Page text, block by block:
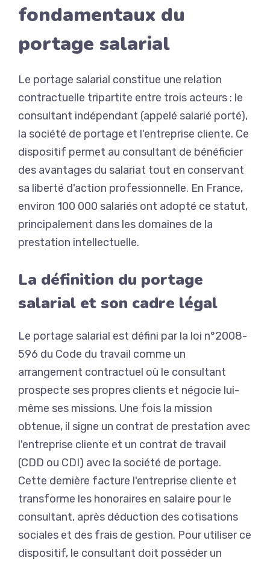
fondamentaux du
portage salarial
Le portage salarial constitue une relation
contractuelle tripartite entre trois acteurs : le
consultant indépendant (appelé salarié porté),
la société de portage et l'entreprise cliente. Ce
dispositif permet au consultant de bénéficier
des avantages du salariat tout en conservant
sa liberté d'action professionnelle. En France,
environ 100 000 salariés ont adopté ce statut,
principalement dans les domaines de la
prestation intellectuelle.
La définition du portage
salarial et son cadre légal
Le portage salarial est défini par la loi n°2008-
596 du Code du travail comme un
arrangement contractuel où le consultant
prospecte ses propres clients et négocie lui-
même ses missions. Une fois la mission
obtenue, il signe un contrat de prestation avec
l'entreprise cliente et un contrat de travail
(CDD ou CDI) avec la société de portage.
Cette dernière facture l'entreprise cliente et
transforme les honoraires en salaire pour le
consultant, après déduction des cotisations
sociales et des frais de gestion. Pour utiliser ce
dispositif, le consultant doit posséder un